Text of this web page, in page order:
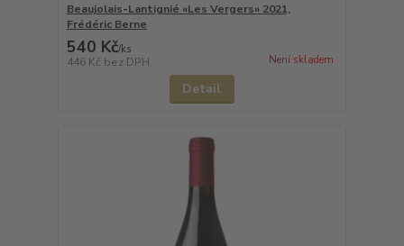
Beaujolais-Lantignié «Les Vergers» 2021,
Frédéric Berne
540 Kč/ks
446 Kč bez DPH Není skladem
Detail